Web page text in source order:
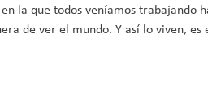
que todos veníamos trabajando
de ver el mundo. Y así lo viven,